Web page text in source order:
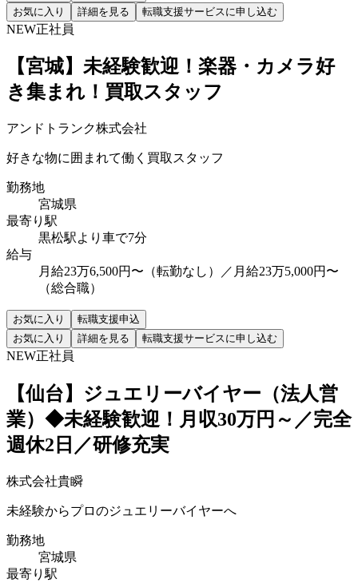
お気に入り 詳細を見る 転職支援サービスに申し込む
NEW正社員
【宮城】未経験歓迎！楽器・カメラ好
き集まれ！買取スタッフ
アンドトランク株式会社
好きな物に囲まれて働く買取スタッフ
勤務地
宮城県
最寄り駅
黒松駅より車で7分
給与
月給23万6,500円〜（転勤なし）／月給23万5,000円〜
（総合職）
お気に入り
転職支援申込
お気に入り
詳細を見る 転職支援サービスに申し込む
NEW正社員
【仙台】ジュエリーバイヤー（法人営
業）◆未経験歓迎！月収30万円～／完全
週休2日／研修充実
株式会社貴瞬
未経験からプロのジュエリーバイヤーへ
勤務地
宮城県
最寄り駅